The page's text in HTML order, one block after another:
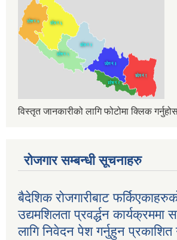
विस्तृत जानकारीको लागि फोटोमा क्लिक
रोजगार सम्बन्धी सूचनाहरु
बैदेशिक रोजगारीबाट
उद्यमशिलता प्रवर्द्धन कार्यक्रममा
लागि निवेदन पेश गर्नुहुन